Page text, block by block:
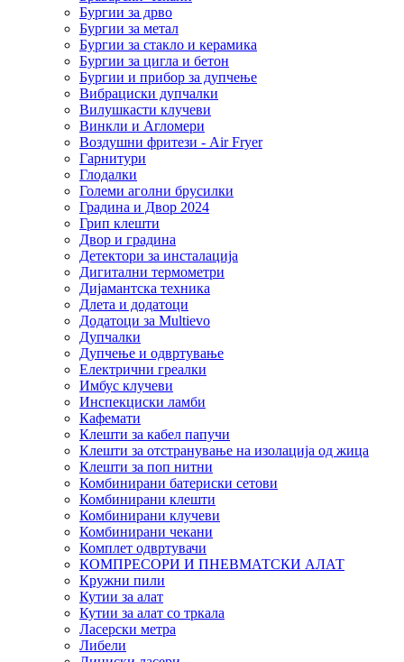
Бургии за дрво
Бургии за метал
Бургии за стакло и керамика
Бургии за цигла и бетон
Бургии и прибор за дупчење
Вибрациски дупчалки
Вилушкасти клучеви
Винкли и Агломери
Воздушни фритези - Air Fryer
Гарнитури
Глодалки
Големи аголни брусилки
Градина и Двор 2024
Грип клешти
Двор и градина
Детектори за инсталација
Дигитални термометри
Дијамантска техника
Длета и додатоци
Додатоци за Multievo
Дупчалки
Дупчење и одвртување
Електрични греалки
Имбус клучеви
Инспекциски ламби
Кафемати
Клешти за кабел папучи
Клешти за отстранување на изолација од жица
Клешти за поп нитни
Комбинирани батериски сетови
Комбинирани клешти
Комбинирани клучеви
Комбинирани чекани
Комплет одвртувачи
КОМПРЕСОРИ И ПНЕВМАТСКИ АЛАТ
Кружни пили
Кутии за алат
Кутии за алат со тркала
Ласерски метра
Либели